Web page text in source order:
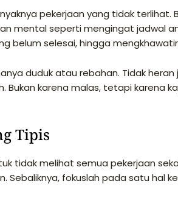
pekerjaan yang tidak terlihat.
mental seperti mengingat jadwal
belum selesai, hingga
duduk atau rebahan. Tidak heran
karena malas, tetapi karena
Tipis
tidak melihat semua pekerjaan
fokuslah pada satu hal